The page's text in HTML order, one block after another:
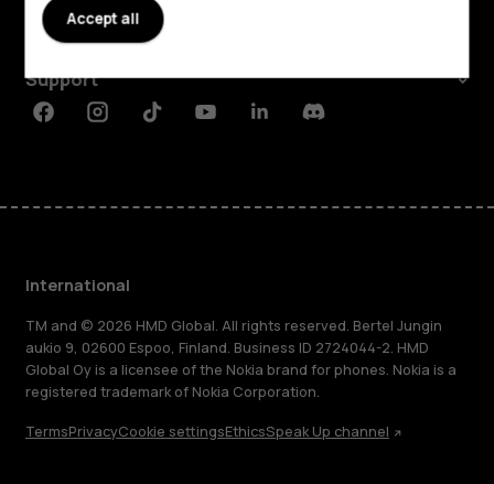
Planet and people
Support
FacebookInstagramTiktokYoutubeLinkedinDiscord
International
TM and © 2026 HMD Global. All rights reserved. Bertel Jungin
aukio 9, 02600 Espoo, Finland. Business ID 2724044-2. HMD
Global Oy is a licensee of the Nokia brand for phones. Nokia is a
registered trademark of Nokia Corporation.
TermsPrivacyCookie settingsEthicsSpeak Up channel
Accept all